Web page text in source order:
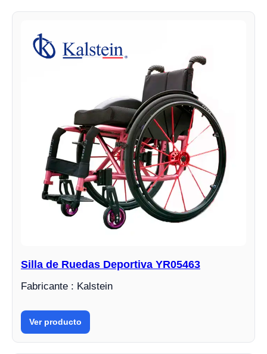
Silla de Ruedas Deportiva YR05463
Fabricante : Kalstein
Ver producto